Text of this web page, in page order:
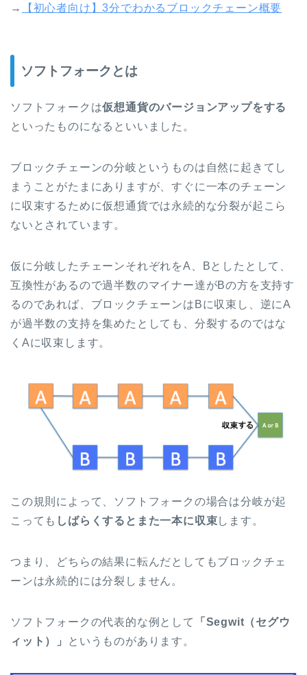
→ 【初心者向け】3分でわかるブロックチェーン概要
ソフトフォークとは
ソフトフォークは仮想通貨のバージョンアップをする
といったものになるといいました。
ブロックチェーンの分岐というものは自然に起きてし
まうことがたまにありますが、すぐに一本のチェーン
に収束するために仮想通貨では永続的な分裂が起こら
ない とされています。
仮に分岐したチェーンそれぞれをA、Bとしたとして、
互換性があるので過半数のマイナー達がBの方を支持す
るのであれば、ブロックチェーンはBに収束し、逆にA
が過半数の支持を集めたとしても、分裂するのではな
くAに収束します。
この規則によって、ソフトフォークの場合は分岐が起
こっても しばらくするとまた一本に収束します。
つまり、どちらの結果に転んだとしてもブロックチェ
ーンは永続的には分裂しません。
ソフトフォークの代表的な例として
「Segwit（セグウ
ィット）」
というものがあります。